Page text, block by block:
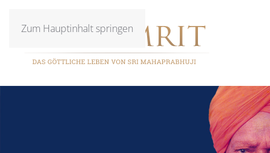
Zum Hauptinhalt springen